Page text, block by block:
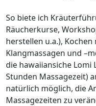
So biete ich
Räucherkurse,
herstellen u.a.),
Klangmassagen und
die hawaiiansiche Lomi
Stunden Massagezeit)
natürlich möglich, die
Massagezeiten zu